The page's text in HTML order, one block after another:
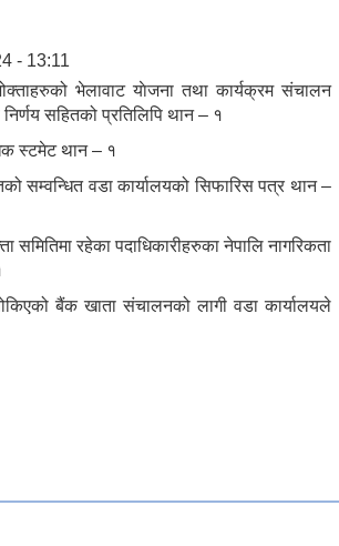
- 13:11
भेलावाट याेजना तथा कार्यक्रम संचालन
सहितको प्रतिलिपि थान – १
स्टमेट थान – १
सम्वन्धित वडा कार्यालयको सिफारिस पत्र थान –
समितिमा रहेका पदाधिकारीहरुका नेपालि नागरिकता
बैंक खाता संचालनको लागी वडा कार्यालयले